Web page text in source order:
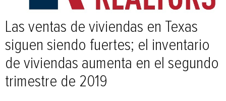
Las ventas de viviendas en Texas
siguen siendo fuertes; el inventario
de viviendas aumenta en el segundo
trimestre de 2019